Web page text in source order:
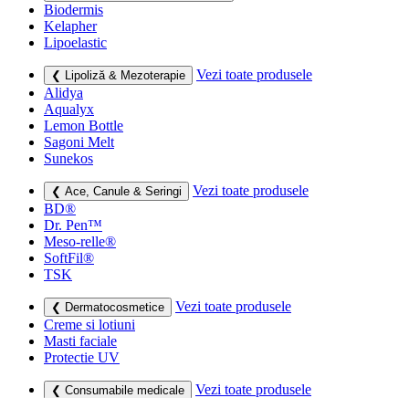
Biodermis
Kelapher
Lipoelastic
❮ Lipoliză & Mezoterapie
Vezi toate produsele
Alidya
Aqualyx
Lemon Bottle
Sagoni Melt
Sunekos
❮ Ace, Canule & Seringi
Vezi toate produsele
BD®
Dr. Pen™
Meso-relle®
SoftFil®
TSK
❮ Dermatocosmetice
Vezi toate produsele
Creme si lotiuni
Masti faciale
Protectie UV
❮ Consumabile medicale
Vezi toate produsele